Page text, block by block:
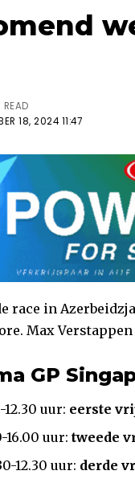
18, 2024 11:47
race in
Max
GP
12.30 uur: eerste
16.00 uur: tweede
12.30 uur: derde